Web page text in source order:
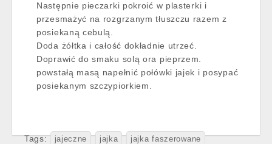
Następnie pieczarki pokroić w plasterki i
przesmażyć na rozgrzanym tłuszczu razem z
posiekaną cebulą.
Doda żółtka i całość dokładnie utrzeć.
Doprawić do smaku solą ora pieprzem.
powstałą masą napełnić połówki jajek i posypać
posiekanym szczypiorkiem.
Tags: jajeczne jajka jajka faszerowane